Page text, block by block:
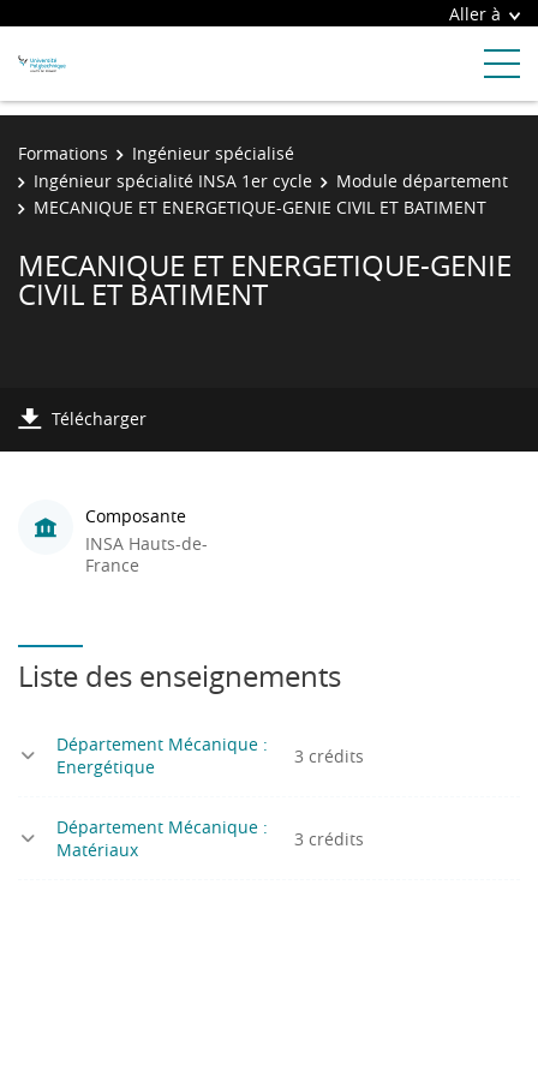
Aller à
Formations
Ingénieur spécialisé
Ingénieur spécialité INSA 1er cycle
Module département
MECANIQUE ET ENERGETIQUE-GENIE CIVIL ET BATIMENT
MECANIQUE ET ENERGETIQUE-GENIE
CIVIL ET BATIMENT
Télécharger
Composante
INSA Hauts-de-
France
Liste des enseignements
Département Mécanique :
Energétique
3 crédits
Département Mécanique :
Matériaux
3 crédits